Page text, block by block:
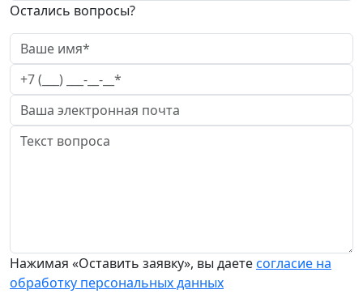
Остались вопросы?
Нажимая «Оставить заявку», вы даетесогласие на
обработку персональных данных